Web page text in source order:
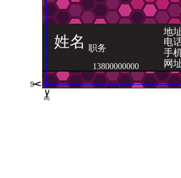
姓名 职务
地
电
手
网
13800000000